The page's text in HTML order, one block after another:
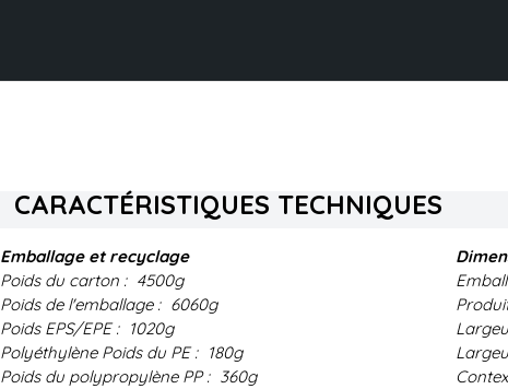
CARACTÉRISTIQUES TECHNIQUES
Emballage et recyclage
Poids du carton : 4500g
Poids de l'emballage : 6060g
Poids EPS/EPE : 1020g
Polyéthylène Poids du PE : 180g
Poids du polypropylène PP : 360g